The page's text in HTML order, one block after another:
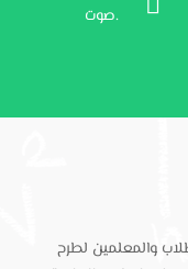
صوت.
والمعلمين لطرح